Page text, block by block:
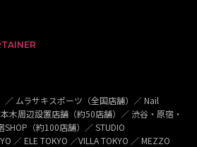
／ ムラサキスポーツ（全国店舗）／ Nail
木周辺設置店舗（約50店舗）／ 渋谷・原宿・
（約100店舗）／ STUDIO
／ ELE TOKYO ／VILLA TOKYO ／ MEZZO